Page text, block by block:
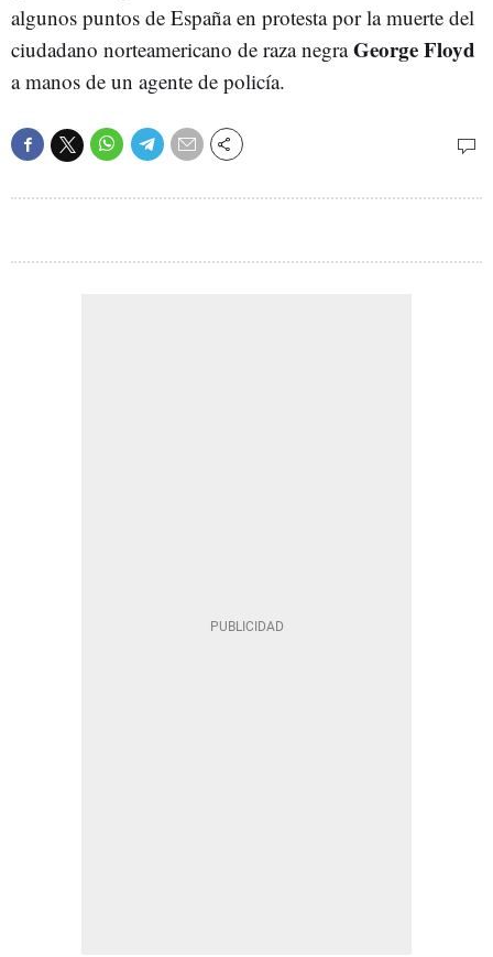
algunos puntos de España en protesta por la muerte del
ciudadano norteamericano de raza negraGeorge Floyd
a manos de un agente de policía.